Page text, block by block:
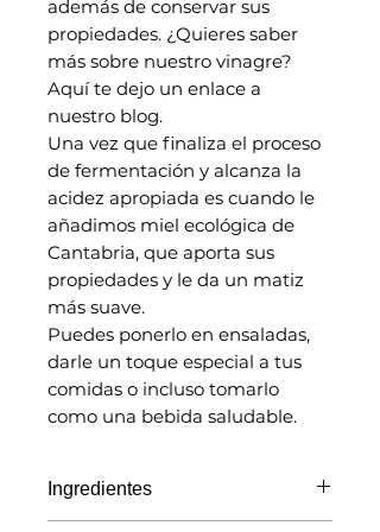
además de conservar sus
propiedades. ¿Quieres saber
más sobre nuestro vinagre?
Aquí te dejo un enlace a
nuestro blog.
Una vez que finaliza el proceso
de fermentación y alcanza la
acidez apropiada es cuando le
añadimos miel ecológica de
Cantabria, que aporta sus
propiedades y le da un matiz
más suave.
Puedes ponerlo en ensaladas,
darle un toque especial a tus
comidas o incluso tomarlo
como una bebida saludable.
Ingredientes